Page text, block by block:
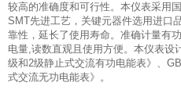
较高的准确度和可行性。本仪表采用
SMT先进工艺，关键元器件选用进口
靠性，延长了使用寿命。准确计量有
电量,读数直观且使用方便。本仪表设
级和2级静止式交流有功电能表》、
式交流无功电能表》。